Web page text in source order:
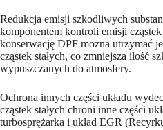
Redukcja emisji szkodliwych
komponentem kontroli emisji cząstek
konserwację DPF można utrzymać
cząstek stałych, co zmniejsza ilość
wypuszczanych do atmosfery.
Ochrona innych części układu
cząstek stałych chroni inne części
turbosprężarka i układ EGR